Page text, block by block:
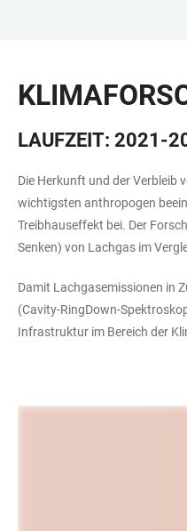
BARRIEREFREIHEIT
LAUFZEIT: 2021-
Die Herkunft und der Verbleib
wichtigsten anthropogen
Treibhauseffekt bei. Der
Senken) von Lachgas im
Damit Lachgasemissionen in
(Cavity-RingDown-
Infrastruktur im Bereich der